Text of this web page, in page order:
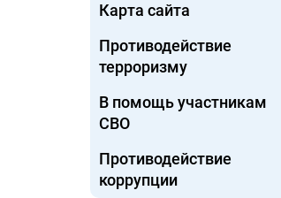
Карта сайта
Противодействие
терроризму
В помощь участникам
СВО
Противодействие
коррупции